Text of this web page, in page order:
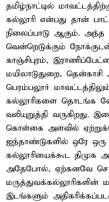
தமிழ்நாட்டில்
கல்லூரி என்பது தான்
நிலைப்பாடு ஆகும். அந்த
வென்றெடுக்கும்
காஞ்சிபுரம்,
மயிலாடுதுறை,
பெரம்பலூர்
கல்லூரிகளை தொடங்க
வலியுறுத்தி வருகிறது.
கொள்கை அளவில்
ஐந்தாண்டுகளில் ஒரே ஒரு
கல்லூரியைக்கூட திமுக
அதேபோல், ஏற்கனவே
இடங்களும்